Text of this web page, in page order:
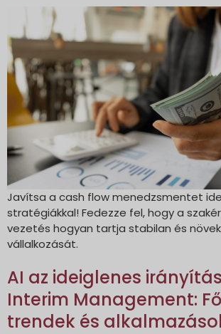
Javítsa a cash flow menedzsmentet
stratégiákkal! Fedezze fel, hogy a
vezetés hogyan tartja stabilan és
vállalkozását.
AI az ideiglenes
Interim Management:
trendek és